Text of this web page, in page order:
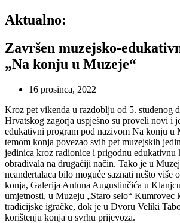
Aktualno:
Završen muzejsko-
„Na konju u Muzeje“
16 prosinca, 2022
Kroz pet vikenda u razdoblju od 5. studenog
Hrvatskog zagorja uspješno su proveli novi i
edukativni program pod nazivom Na konju u
temom konja povezao svih pet muzejskih
jedinica kroz radionice i prigodnu edukativnu
obrađivala na drugačiji način. Tako je u
neandertalaca bilo moguće saznati nešto više
konja, Galerija Antuna Augustinčića u
umjetnosti, u Muzeju „Staro selo“ Kumrovec
tradicijske igračke, dok je u Dvoru Veliki
korištenju konja u svrhu prijevoza.